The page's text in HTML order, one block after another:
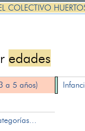
COLECTIVO
edades
a 5 años)